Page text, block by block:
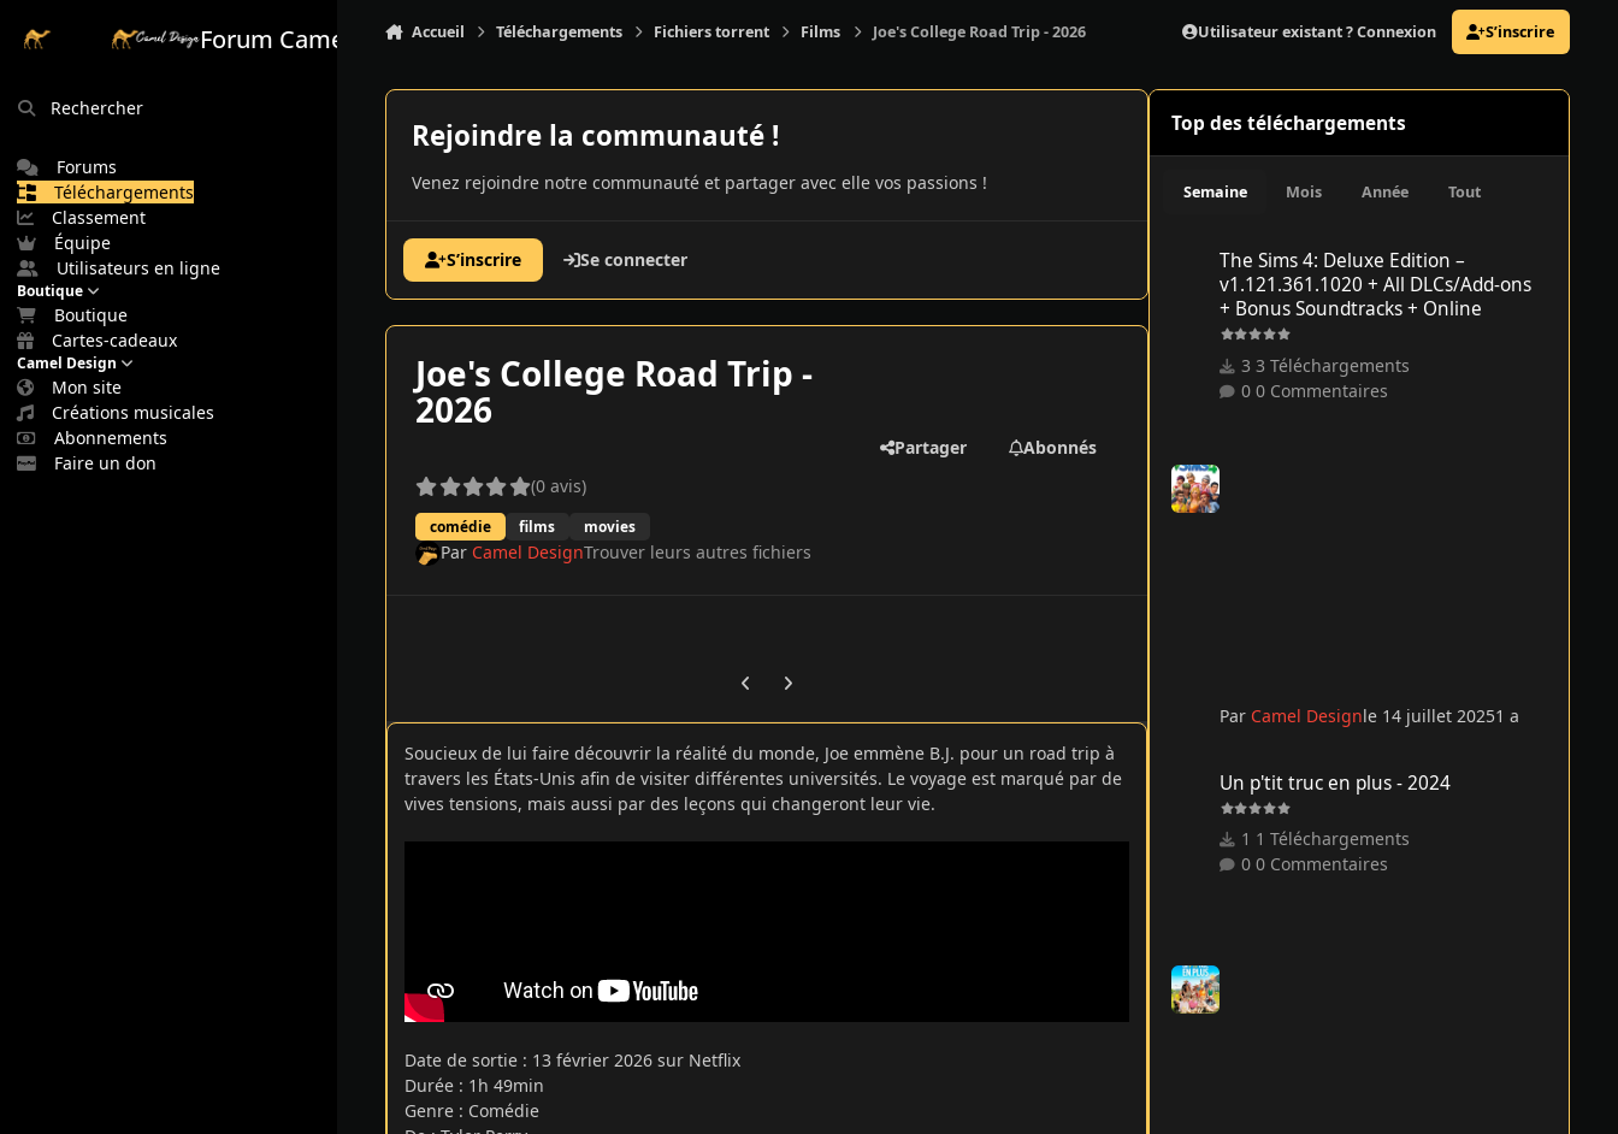
Forum Camel Design
Rechercher
Forums
Téléchargements
Classement
Équipe
Utilisateurs en ligne
Boutique
Boutique
Cartes-cadeaux
Camel Design
Mon site
Créations musicales
Abonnements
Faire un don
Accueil Téléchargements Fichiers torrent Films Joe's College Road Trip - 2026 Utilisateur existant ? Connexion S’inscrire
Rejoindre la communauté !
Venez rejoindre notre communauté et partager avec elle vos passions !
S’inscrire Se connecter
Joe's College Road Trip -
2026
(0 avis)
comédie films movies
Partager Abonnés
Par Camel DesignTrouver leurs autres fichiers
Previous carousel slide
Next carousel slide
Soucieux de lui faire découvrir la réalité du monde, Joe emmène B.J. pour un road trip à
travers les États-Unis afin de visiter différentes universités. Le voyage est marqué par de
vives tensions, mais aussi par des leçons qui changeront leur vie.
Date de sortie : 13 février 2026 sur Netflix
Durée : 1h 49min
Genre : Comédie
Top des téléchargements
Semaine Mois Année Tout
The Sims 4: Deluxe Edition –
v1.121.361.1020 + All DLCs/Add-ons
+ Bonus Soundtracks + Online
3 Téléchargements
0 Commentaires
Par Camel Designle 14 juillet 20251 a
Un p'tit truc en plus - 2024
1 Téléchargements
0 Commentaires